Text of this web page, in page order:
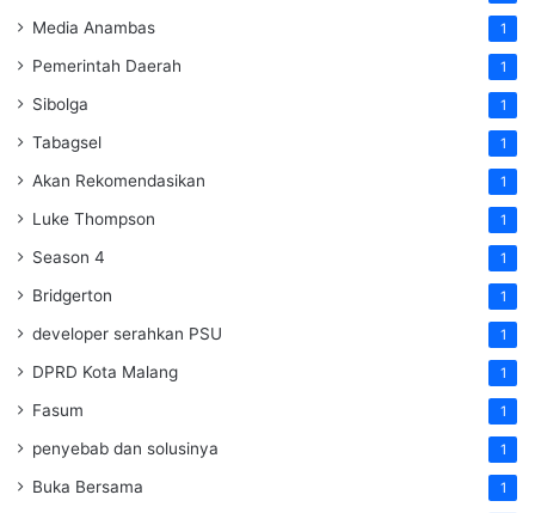
Media Anambas 1
Pemerintah Daerah 1
Sibolga 1
Tabagsel 1
Akan Rekomendasikan 1
Luke Thompson 1
Season 4 1
Bridgerton 1
developer serahkan PSU 1
DPRD Kota Malang 1
Fasum 1
penyebab dan solusinya 1
Buka Bersama 1